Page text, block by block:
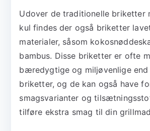
Udover de traditionelle briketter
kul findes der også briketter
materialer, såsom
bambus. Disse briketter er ofte
bæredygtige og miljøvenlige
briketter, og de kan også have
smagsvarianter og
tilføre ekstra smag til din